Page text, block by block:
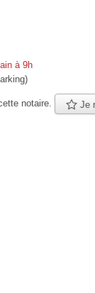
à 9h
notaire. Je